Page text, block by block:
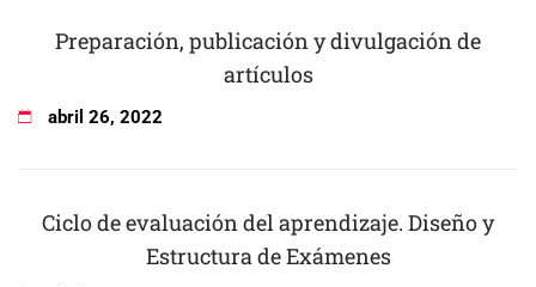
Preparación, publicación y divulgación de
artículos
abril 26, 2022
Ciclo de evaluación del aprendizaje. Diseño y
Estructura de Exámenes